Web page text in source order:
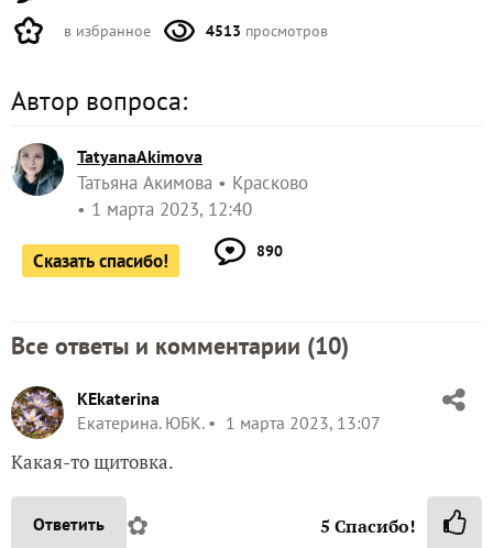
в избранное 4513 просмотров
Автор вопроса:
TatyanaAkimova
Татьяна Акимова
Красково
1 марта 2023, 12:40
Сказать спасибо! 890
Все ответы и комментарии (10)
KEkaterina
Екатерина. ЮБК.
1 марта 2023, 13:07
Какая-то щитовка.
Ответить ✿ 5 Спасибо!